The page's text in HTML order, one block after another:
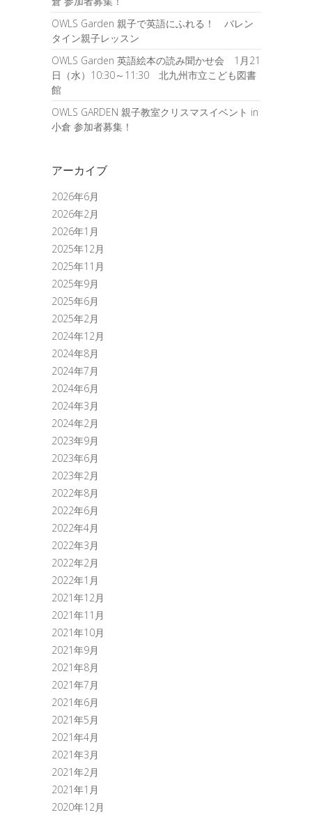
OWLS Garden 親子で英語にふれる！ バレン
タイン親子レッスン
OWLS Garden 英語絵本の読み聞かせ会 1月21
日（水）10:30～11:30 北九州市立こども図書
館
OWLS GARDEN 親子教室クリスマスイベント in
小倉 参加者募集！
アーカイブ
2026年6月
2026年2月
2026年1月
2025年12月
2025年11月
2025年9月
2025年6月
2025年2月
2024年12月
2024年8月
2024年7月
2024年6月
2024年3月
2024年2月
2023年9月
2023年6月
2023年2月
2022年8月
2022年6月
2022年4月
2022年3月
2022年2月
2022年1月
2021年12月
2021年11月
2021年10月
2021年9月
2021年8月
2021年7月
2021年6月
2021年5月
2021年4月
2021年3月
2021年2月
2021年1月
2020年12月